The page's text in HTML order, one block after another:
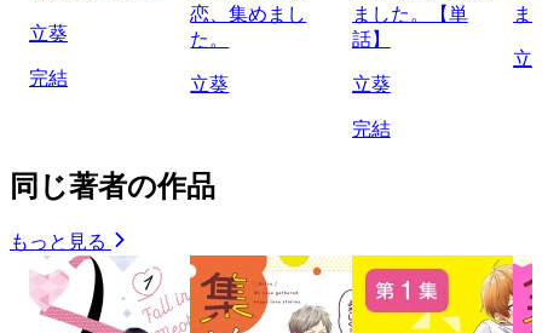
立葵
完結
恋、集めまし
た。
立葵
ました。【単
話】
立葵
完結
ま
立
同じ著者の作品
もっと見る